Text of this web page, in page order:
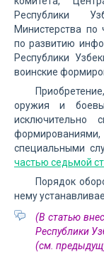
Республики
Министерства по
по развитию
Республики
воинские
оружия и
исключительно
специальными
частью седьмой
Порядок
нему
(В статью
Республики
(см.